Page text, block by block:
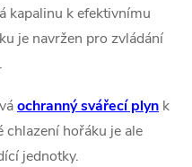
kapalinu k efektivnímu
je navržen pro zvládání
ochranný svářecí plyn k
chlazení hořáku je ale
jednotky.